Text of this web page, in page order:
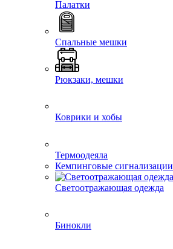
Палатки
Спальные мешки
Рюкзаки, мешки
Коврики и хобы
Термоодеяла
Кемпинговые сигнализации
Светоотражающая одежда
Бинокли